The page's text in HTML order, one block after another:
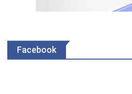
Facebook